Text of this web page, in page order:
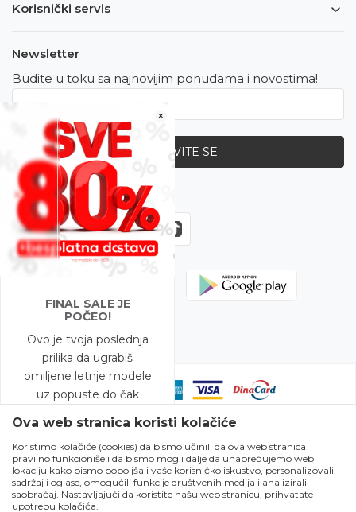
×
FINAL SALE JE
POČEO!
Ovo je tvoja poslednja
prilika da ugrabiš
omiljene letnje modele
uz popuste do čak
A to nije sve – na
modele snižene do
-50% očekuje te i
BESPLATNA DOSTAVA!
Korisnički servis
Newsletter
Budite u toku sa najnovijim ponudama i novostima!
PRIJAVITE SE
Zapratite nas
Nastojimo da budemo što precizniji u opisu proizvoda, prikazu slika i
samih cena, ali ne možemo garantovati da su sve informacije kompletne
i bez grešaka. Svi artikli prikazani na sajtu su deo naše ponude i ne
podrazumeva da su dostupni u svakom trenutku. Raspoloživost robe
Ova web stranica koristi kolačiće
Koristimo kolačiće (cookies) da bismo učinili da ova web stranica
pravilno funkcioniše i da bismo mogli dalje da unapređujemo web
lokaciju kako bismo poboljšali vaše korisničko iskustvo, personalizovali
sadržaj i oglase, omogućili funkcije društvenih medija i analizirali
saobraćaj. Nastavljajući da koristite našu web stranicu, prihvatate
upotrebu kolačića.